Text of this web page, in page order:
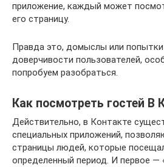
приложение, каждый может
его страницу.
Правда это, домыслы или
доверчивости пользователей,
попробуем разобраться.
Как посмотреть гостей В
Действительно, в Контакте
специальных приложений,
страницы людей, которые
определенный период. И первое —